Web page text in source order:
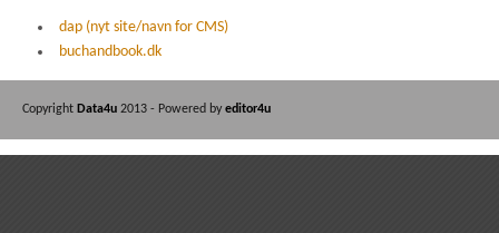
dap (nyt site/navn for CMS)
buchandbook.dk
Copyright Data4u 2013 - Powered by editor4u